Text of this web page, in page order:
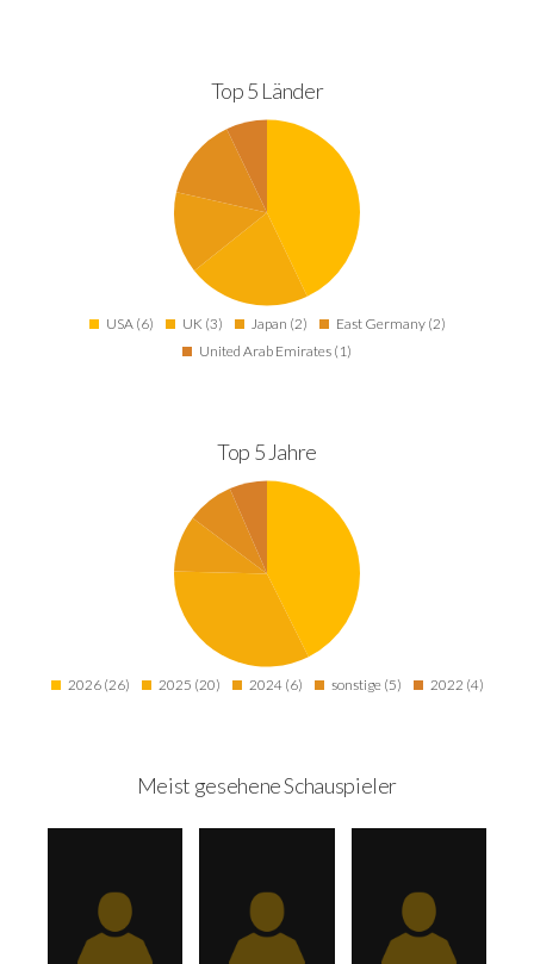
Top 5 Länder
USA (6) UK (3) Japan (2)
East Germany (2)
United Arab Emirates (1)
Top 5 Jahre
2026 (26) 2025 (20) 2024 (6) sonstige (5) 2022 (4)
Meist gesehene Schauspieler